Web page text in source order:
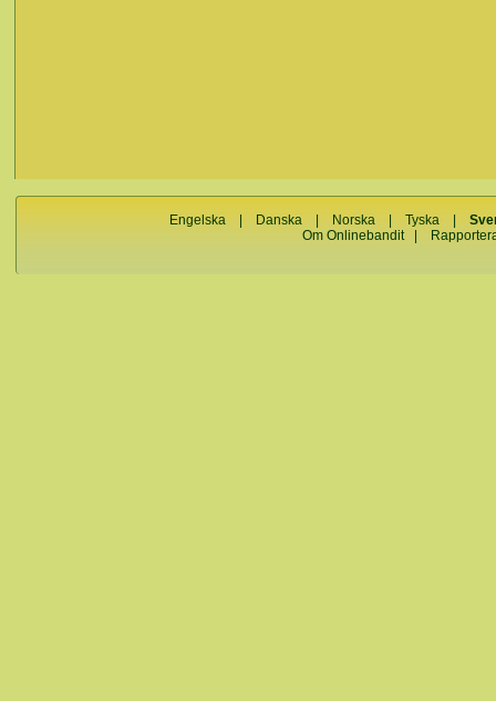
Engelska Danska Norska |Tyska |
Om Onlinebandit|